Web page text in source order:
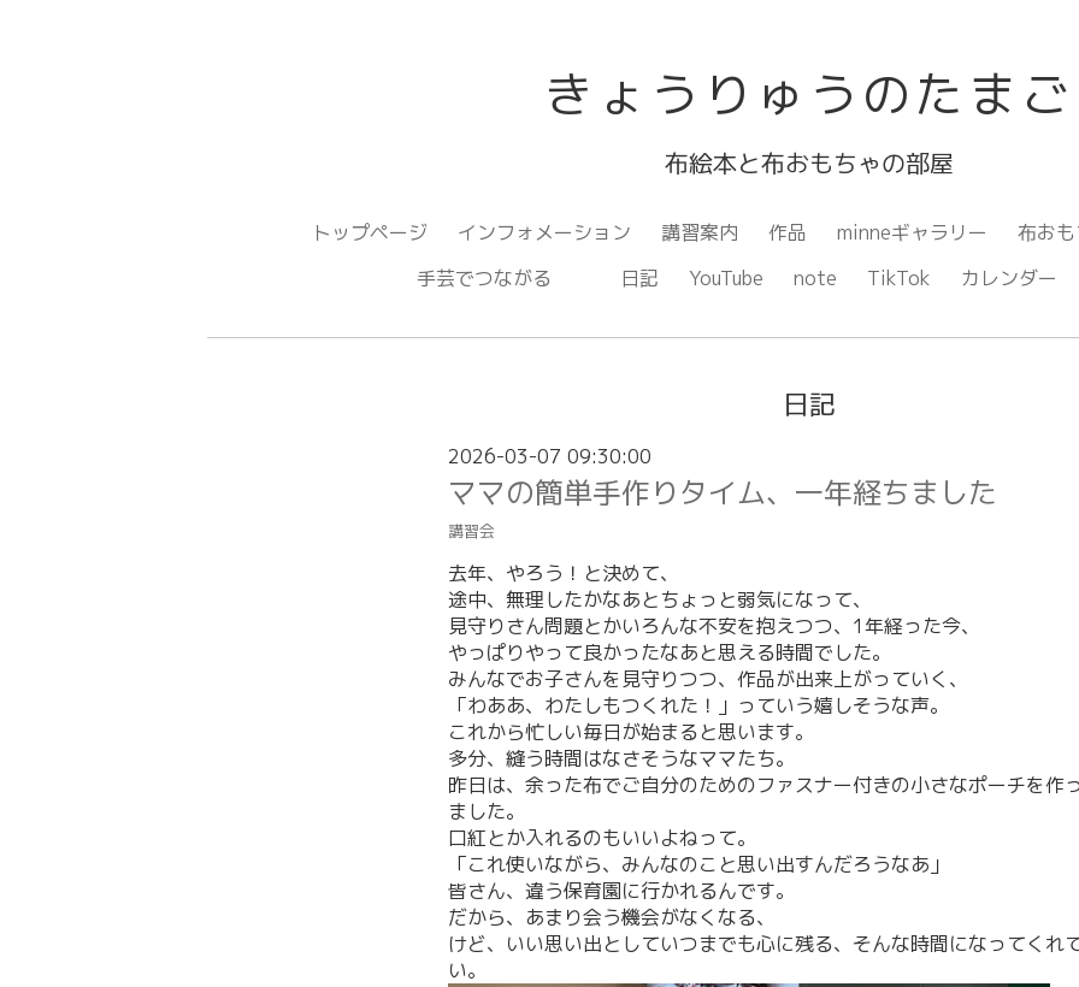
きょうりゅうのたまご
布絵本と布おもちゃの部屋
トップページ インフォメーション 講習案内 作品 minneギャラリー 布お
手芸でつながる
日記 YouTube note TikTok カレンダー
日記
2026-03-07 09:30:00
ママの簡単手作りタイム、一年経ちました
講習会
去年、やろう！と決めて、
途中、無理したかなあとちょっと弱気になって、
見守りさん問題とかいろんな不安を抱えつつ、1年経った今、
やっぱりやって良かったなあと思える時間でした。
みんなでお子さんを見守りつつ、作品が出来上がっていく、
「わああ、わたしもつくれた！」っていう嬉しそうな声。
これから忙しい毎日が始まると思います。
多分、縫う時間はなさそうなママたち。
昨日は、余った布でご自分のためのファスナー付きの小さなポーチを作
ました。
口紅とか入れるのもいいよねって。
「これ使いながら、みんなのこと思い出すんだろうなあ」
皆さん、違う保育園に行かれるんです。
だから、あまり会う機会がなくなる、
けど、いい思い出としていつまでも心に残る、そんな時間になってくれ
い。